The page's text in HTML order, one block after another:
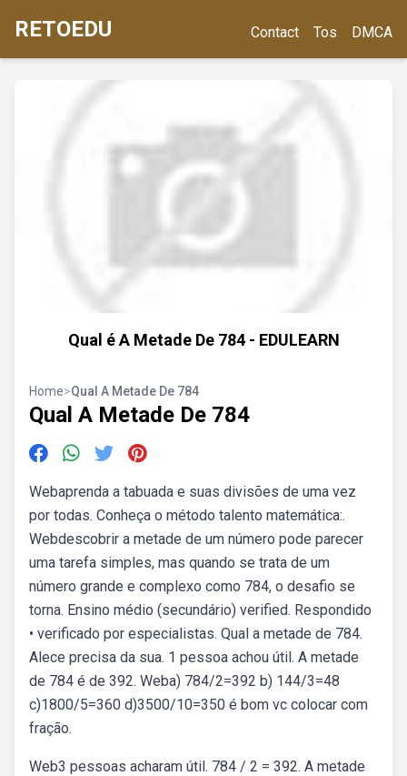
RETOEDU Contact Tos DMCA
Qual é A Metade De 784 - EDULEARN
Home>Qual A Metade De 784
Qual A Metade De 784
Webaprenda a tabuada e suas divisões de uma vez
por todas. Conheça o método talento matemática:.
Webdescobrir a metade de um número pode parecer
uma tarefa simples, mas quando se trata de um
número grande e complexo como 784, o desafio se
torna. Ensino médio (secundário) verified. Respondido
• verificado por especialistas. Qual a metade de 784.
Alece precisa da sua. 1 pessoa achou útil. A metade
de 784 é de 392. Weba) 784/2=392 b) 144/3=48
c)1800/5=360 d)3500/10=350 é bom vc colocar com
fração.
Web3 pessoas acharam útil. 784 / 2 = 392. A metade